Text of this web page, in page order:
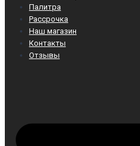
Палитра
Рассрочка
Наш магазин
Контакты
Отзывы